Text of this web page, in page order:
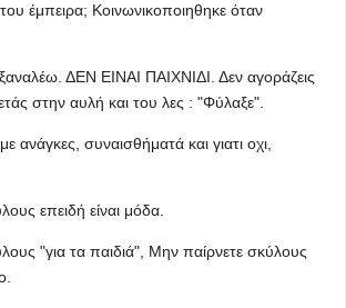
έμπειρα; Κοινωνικοποιηθηκε όταν
ΔΕΝ ΕΙΝΑΙ ΠΑΙΧΝΙΔΙ. Δεν αγοράζεις
στην αυλή και του λες : "Φύλαξε".
ανάγκες, συναισθήματά και γιατι οχι,
επειδή είναι μόδα.
"για τα παιδιά", Μην παίρνετε σκύλους